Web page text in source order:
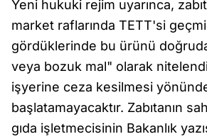
Yeni hukuki rejim uyarınca,
market raflarında TETT'si
gördüklerinde bu ürünü
veya bozuk mal" olarak
işyerine ceza kesilmesi
başlatamayacaktır. Zabıtanın
gıda işletmecisinin Bakanlık